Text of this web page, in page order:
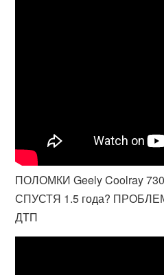
ПОЛОМКИ Geely Coolray
СПУСТЯ 1.5 года?
ДТП